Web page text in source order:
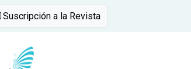
Suscripción a la Revista